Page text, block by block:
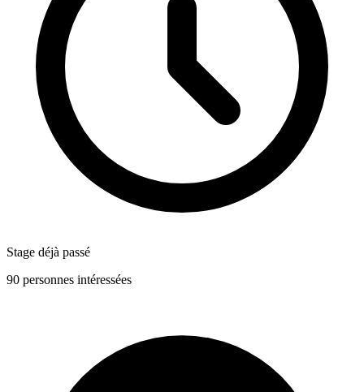
Stage déjà passé
90 personnes intéressées